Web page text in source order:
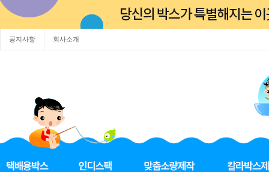
공지사항 회사소개